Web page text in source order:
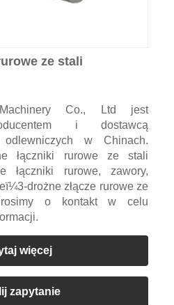
ze stali
Co., Ltd jest
i dostawcą
odlewniczych w Chinach.
łączniki rurowe ze stali
łączniki rurowe, zawory,
drożne złącze rurowe ze
o kontakt w celu
więcej
zapytanie